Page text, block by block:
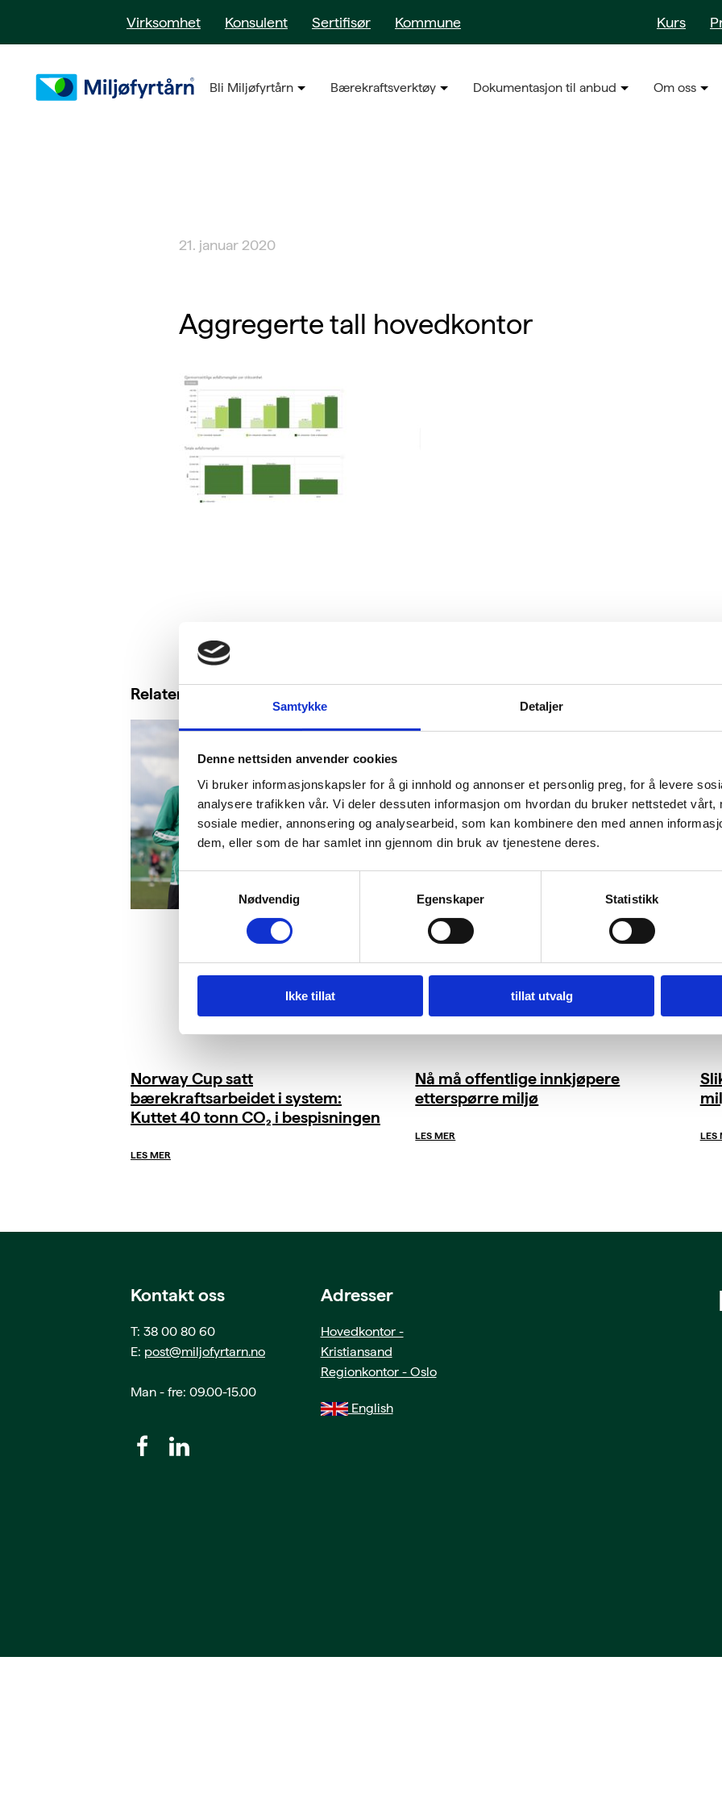
Samtykke Detaljer
Denne nettsiden anvender cookies
Vi bruker informasjonskapsler for å gi innhold og annonser et personlig preg, for å levere
analysere trafikken vår. Vi deler dessuten informasjon om hvordan du bruker nettstedet vårt,
sosiale medier, annonsering og analysearbeid, som kan kombinere den med annen
dem, eller som de har samlet inn gjennom din bruk av tjenestene deres.
Samtykkevalg
Nødvendig
Egenskaper Statistikk
Ikke tillat tillat utvalg
Virksomhet Konsulent Sertifisør Kommune Kurs
Bli Miljøfyrtårn Bærekraftsverktøy Dokumentasjon til anbud Om oss
21. januar 2020
Aggregerte tall hovedkontor
Relaterte saker
Norway Cup satt
bærekraftsarbeidet i system:
Kuttet 40 tonn CO₂ i bespisningen
LES MER
Nå må offentlige innkjøpere
etterspørre miljø
LES MER LES
Kontakt oss
T: 38 00 80 60
E: post@miljofyrtarn.no
Man - fre: 09.00-15.00
Adresser
Hovedkontor -
Kristiansand
Regionkontor - Oslo
English